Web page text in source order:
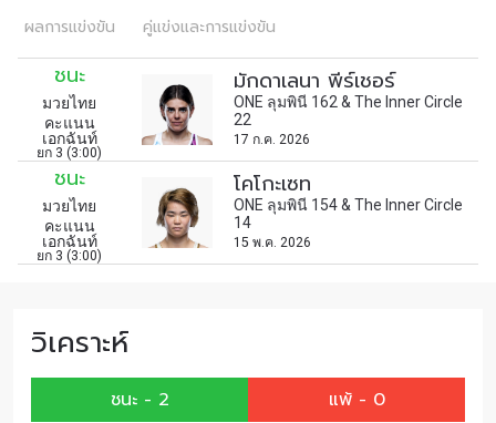
ผลการแข่งขัน คู่แข่งและการแข่งขัน
ชนะ
มวยไทย
คะแนน
เอกฉันท์
ยก 3 (3:00)
มักดาเลนา พีร์เชอร์
ONE ลุมพินี 162 & The Inner Circle
22
17 ก.ค. 2026
ชนะ
มวยไทย
คะแนน
เอกฉันท์
ยก 3 (3:00)
โคโกะเซท
ONE ลุมพินี 154 & The Inner Circle
14
15 พ.ค. 2026
วิเคราะห์
ชนะ - 2 แพ้ - 0
คู่แข่ง
สมัครเพื่อไม่พลาดข่าวเด็ด
เพื่อไม่พลาดข่าวสารของ ONE รีบลงทะเบียนตอนนี้
เพื่อรับข้อมูลอัปเดตล่าสุดก่อนใคร รวมทั้งข้อเสนอ
และสิทธิพิเศษในการเลือกที่นั่งที่ดีที่สุดในสนาม
อีเมล
ชื่อ
การส่งแบบฟอร์มนี้ถือว่าท่านให้ความยินยอมให้เรา
รวบรวม ใช้งาน และเปิดเผยข้อมูลของท่านภายใต้